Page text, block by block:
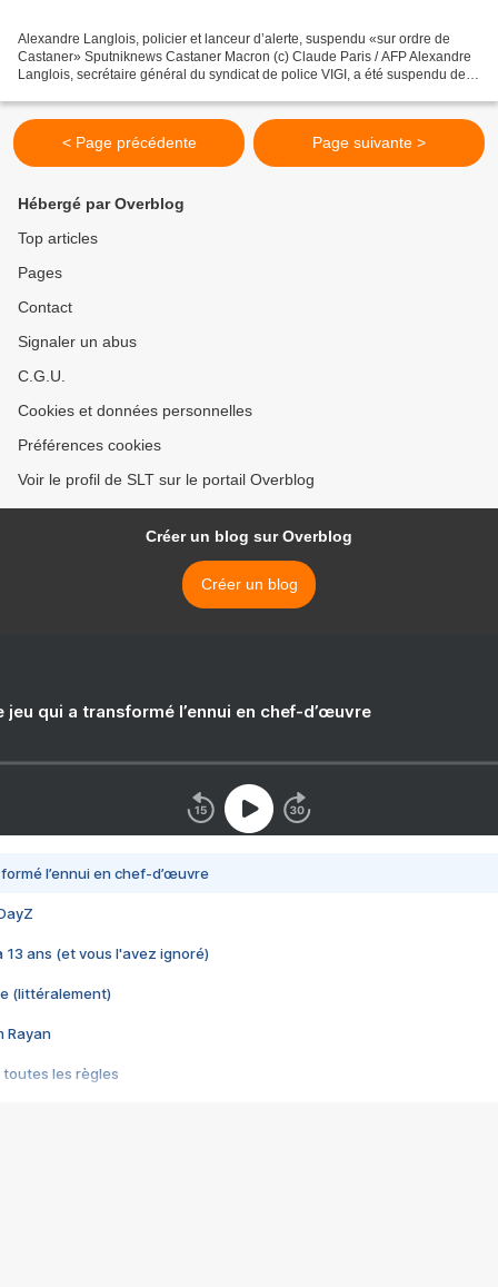
Alexandre Langlois, policier et lanceur d’alerte, suspendu «sur ordre de
Castaner» Sputniknews Castaner Macron (c) Claude Paris / AFP Alexandre
Langlois, secrétaire général du syndicat de police VIGI, a été suspendu de
< Page précédente Page suivante >
Hébergé par Overblog
Top articles
Pages
Contact
Signaler un abus
C.G.U.
Cookies et données personnelles
Préférences cookies
Voir le profil de SLT sur le portail Overblog
Créer un blog sur Overblog
Créer un blog
jeu qui a transformé l’ennui en chef-d’œuvre
l’ennui en chef-d’œuvre
13 ans (et vous l'avez ignoré)
(littéralement)
Rayan
toutes les règles